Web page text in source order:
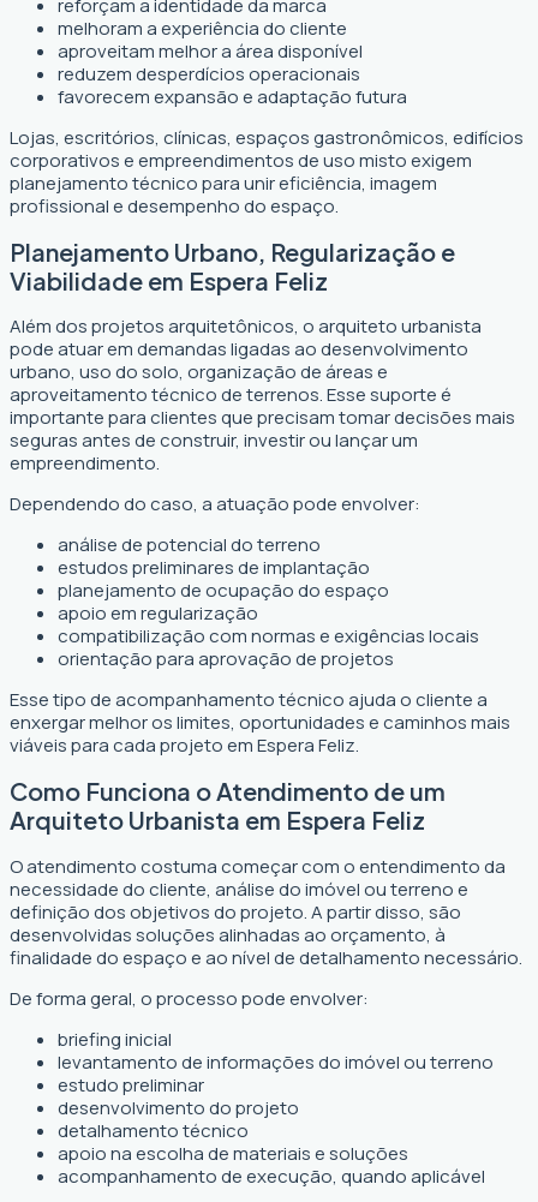
reforçam a identidade da marca
melhoram a experiência do cliente
aproveitam melhor a área disponível
reduzem desperdícios operacionais
favorecem expansão e adaptação futura
Lojas, escritórios, clínicas, espaços gastronômicos, edifícios
corporativos e empreendimentos de uso misto exigem
planejamento técnico para unir eficiência, imagem
profissional e desempenho do espaço.
Planejamento Urbano, Regularização e
Viabilidade em Espera Feliz
Além dos projetos arquitetônicos, o arquiteto urbanista
pode atuar em demandas ligadas ao desenvolvimento
urbano, uso do solo, organização de áreas e
aproveitamento técnico de terrenos. Esse suporte é
importante para clientes que precisam tomar decisões mais
seguras antes de construir, investir ou lançar um
empreendimento.
Dependendo do caso, a atuação pode envolver:
análise de potencial do terreno
estudos preliminares de implantação
planejamento de ocupação do espaço
apoio em regularização
compatibilização com normas e exigências locais
orientação para aprovação de projetos
Esse tipo de acompanhamento técnico ajuda o cliente a
enxergar melhor os limites, oportunidades e caminhos mais
viáveis para cada projeto em Espera Feliz.
Como Funciona o Atendimento de um
Arquiteto Urbanista em Espera Feliz
O atendimento costuma começar com o entendimento da
necessidade do cliente, análise do imóvel ou terreno e
definição dos objetivos do projeto. A partir disso, são
desenvolvidas soluções alinhadas ao orçamento, à
finalidade do espaço e ao nível de detalhamento necessário.
De forma geral, o processo pode envolver:
briefing inicial
levantamento de informações do imóvel ou terreno
estudo preliminar
desenvolvimento do projeto
detalhamento técnico
apoio na escolha de materiais e soluções
acompanhamento de execução, quando aplicável